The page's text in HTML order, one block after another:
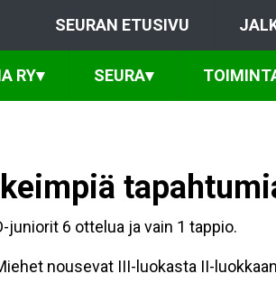
SEURAN ETUSIVU
RY▾ SEURA▾
juniorit 6 ottelua ja vain 1 tappio.
nousevat III-luokasta II-